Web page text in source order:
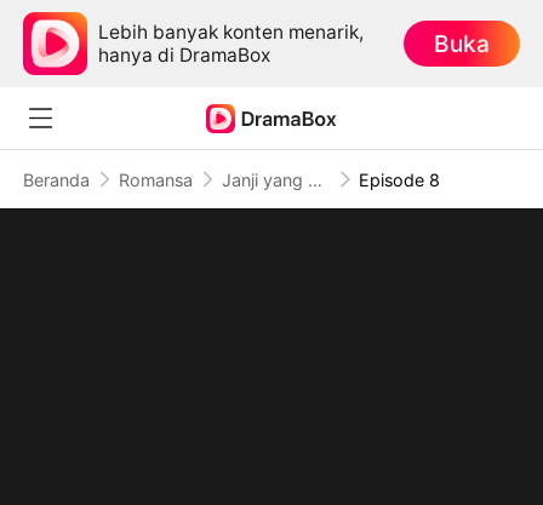
Lebih banyak konten menarik,
hanya di DramaBox
Buka
Beranda Romansa Janji yang Terhapus Waktu Episode 8